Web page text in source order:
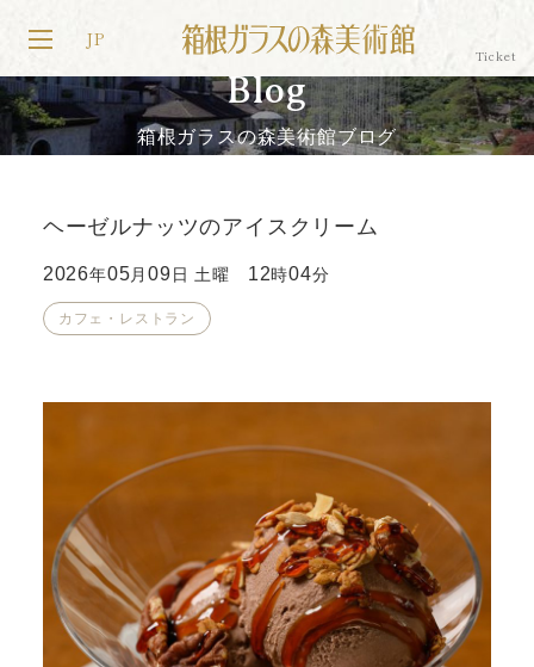
JP
Blog
箱根ガラスの森美術館ブログ
ヘーゼルナッツのアイスクリーム
2026年05 月09 日 土曜 12時04分
カフェ・レストラン